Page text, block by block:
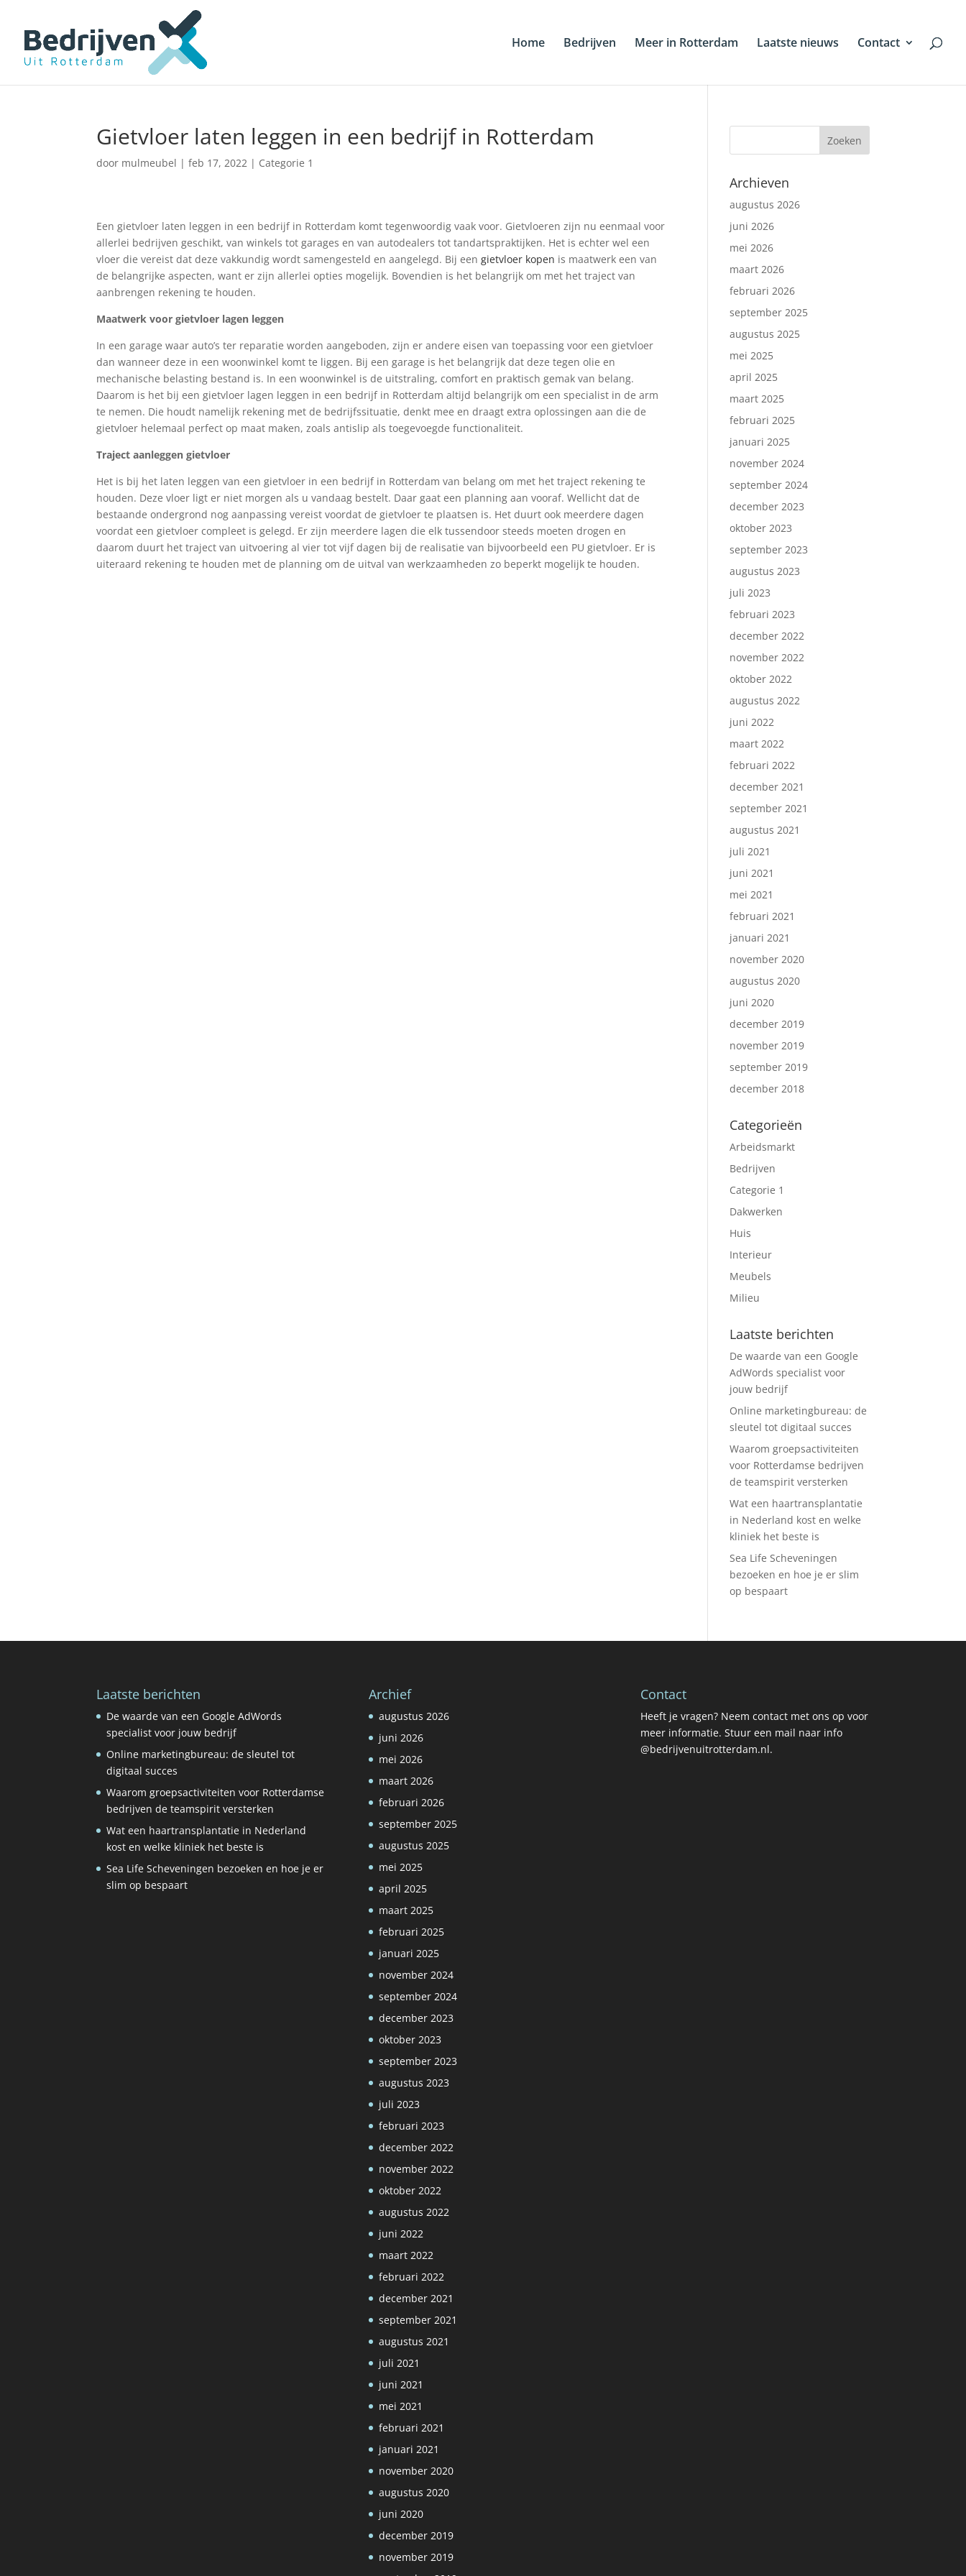
Home Bedrijven Meer in Rotterdam Laatste nieuws Contact
Gietvloer laten leggen in een bedrijf in Rotterdam
door mulmeubel |feb 17, 2022 | Categorie 1
Een gietvloer laten leggen in een bedrijf in Rotterdam komt tegenwoordig vaak voor. Gietvloeren zijn nu eenmaal voor
allerlei bedrijven geschikt, van winkels tot garages en van autodealers tot tandartspraktijken. Het is echter wel een
vloer die vereist dat deze vakkundig wordt samengesteld en aangelegd. Bij eengietvloer kopen is maatwerk een van
de belangrijke aspecten, want er zijn allerlei opties mogelijk. Bovendien is het belangrijk om met het traject van
aanbrengen rekening te houden.
Maatwerk voor gietvloer lagen leggen
In een garage waar auto’s ter reparatie worden aangeboden, zijn er andere eisen van toepassing voor een gietvloer
dan wanneer deze in een woonwinkel komt te liggen. Bij een garage is het belangrijk dat deze tegen olie en
mechanische belasting bestand is. In een woonwinkel is de uitstraling, comfort en praktisch gemak van belang.
Daarom is het bij een gietvloer lagen leggen in een bedrijf in Rotterdam altijd belangrijk om een specialist in de arm
te nemen. Die houdt namelijk rekening met de bedrijfssituatie, denkt mee en draagt extra oplossingen aan die de
gietvloer helemaal perfect op maat maken, zoals antislip als toegevoegde functionaliteit.
Traject aanleggen gietvloer
Het is bij het laten leggen van een gietvloer in een bedrijf in Rotterdam van belang om met het traject rekening te
houden. Deze vloer ligt er niet morgen als u vandaag bestelt. Daar gaat een planning aan vooraf. Wellicht dat de
bestaande ondergrond nog aanpassing vereist voordat de gietvloer te plaatsen is. Het duurt ook meerdere dagen
voordat een gietvloer compleet is gelegd. Er zijn meerdere lagen die elk tussendoor steeds moeten drogen en
daarom duurt het traject van uitvoering al vier tot vijf dagen bij de realisatie van bijvoorbeeld een PU gietvloer. Er is
uiteraard rekening te houden met de planning om de uitval van werkzaamheden zo beperkt mogelijk te houden.
Archieven
augustus 2026
juni 2026
mei 2026
maart 2026
februari 2026
september 2025
augustus 2025
mei 2025
april 2025
maart 2025
februari 2025
januari 2025
november 2024
september 2024
december 2023
oktober 2023
september 2023
augustus 2023
juli 2023
februari 2023
december 2022
november 2022
oktober 2022
augustus 2022
juni 2022
maart 2022
februari 2022
december 2021
september 2021
augustus 2021
juli 2021
juni 2021
mei 2021
februari 2021
januari 2021
november 2020
augustus 2020
juni 2020
december 2019
november 2019
september 2019
december 2018
Categorieën
Arbeidsmarkt
Bedrijven
Categorie 1
Dakwerken
Huis
Interieur
Meubels
Milieu
Laatste berichten
De waarde van een Google
AdWords specialist voor
jouw bedrijf
Online marketingbureau: de
sleutel tot digitaal succes
Waarom groepsactiviteiten
voor Rotterdamse bedrijven
de teamspirit versterken
Wat een haartransplantatie
in Nederland kost en welke
kliniek het beste is
Sea Life Scheveningen
bezoeken en hoe je er slim
op bespaart
Laatste berichten
De waarde van een Google AdWords
specialist voor jouw bedrijf
Online marketingbureau: de sleutel tot
digitaal succes
Waarom groepsactiviteiten voor Rotterdamse
bedrijven de teamspirit versterken
Wat een haartransplantatie in Nederland
kost en welke kliniek het beste is
Sea Life Scheveningen bezoeken en hoe je er
slim op bespaart
Archief
augustus 2026
juni 2026
mei 2026
maart 2026
februari 2026
september 2025
augustus 2025
mei 2025
april 2025
maart 2025
februari 2025
januari 2025
november 2024
september 2024
december 2023
oktober 2023
september 2023
augustus 2023
juli 2023
februari 2023
december 2022
november 2022
oktober 2022
augustus 2022
juni 2022
maart 2022
februari 2022
december 2021
september 2021
augustus 2021
juli 2021
juni 2021
mei 2021
februari 2021
januari 2021
november 2020
augustus 2020
juni 2020
december 2019
november 2019
Contact
Heeft je vragen? Neem contact met ons op voor
meer informatie. Stuur een mail naar info
@bedrijvenuitrotterdam.nl.